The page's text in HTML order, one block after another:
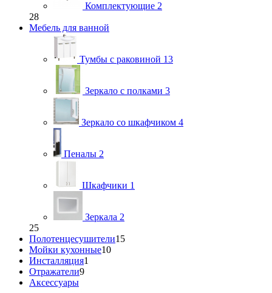
Комплектующие 2
28
Мебель для ванной
Тумбы с раковиной 13
Зеркало с полками 3
Зеркало со шкафчиком 4
Пеналы 2
Шкафчики 1
Зеркала 2
25
Полотенцесушители15
Мойки кухонные10
Инсталляция1
Отражатели9
Аксессуары